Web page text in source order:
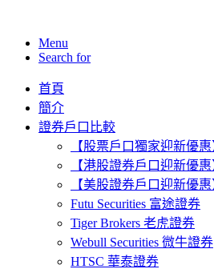
Menu
Search for
首頁
簡介
證券戶口比較
【股票戶口獨家迎新優
【港股證券戶口迎新優
【美股證券戶口迎新優
Futu Securities 富途證券
Tiger Brokers 老虎證券
Webull Securities 微牛證券
HTSC 華泰證券